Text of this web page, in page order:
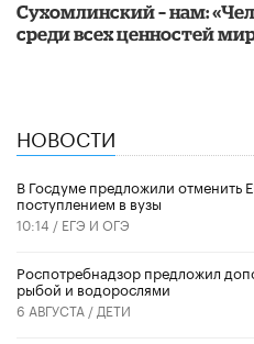
Сухомлинский – нам:
среди всех ценностей
НОВОСТИ
В Госдуме предложили отменить
поступлением в вузы
10:14 / ЕГЭ И ОГЭ
Роспотребнадзор предложил
рыбой и водорослями
6 АВГУСТА / ДЕТИ